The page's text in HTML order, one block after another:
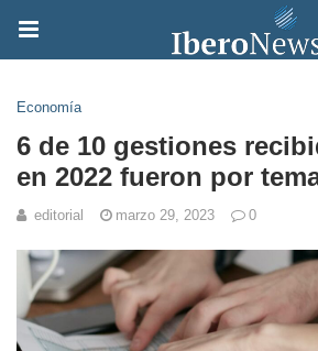
Economía
6 de 10 gestiones
en 2022 fueron por
editorial marzo 29, 2023 0